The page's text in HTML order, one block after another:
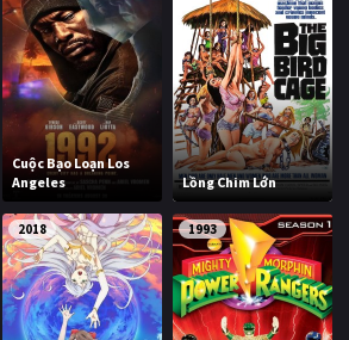
Cuộc Bạo Loạn Los
Angeles
Lồng Chim Lớn
2018 1993